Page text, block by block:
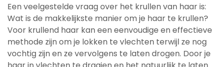
Een veelgestelde vraag over het krullen van haar is:
Wat is de makkelijkste manier om je haar te krullen?
Voor krullend haar kan een eenvoudige en effectieve
methode zijn om je lokken te vlechten terwijl ze nog
vochtig zijn en ze vervolgens te laten drogen. Door je